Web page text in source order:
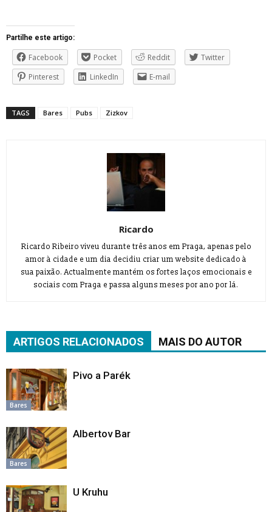
Partilhe este artigo:
Facebook Pocket Reddit
Twitter
Pinterest
LinkedIn E-mail
TAGS Bares Pubs Zizkov
Ricardo
Ricardo Ribeiro viveu durante três anos em Praga, apenas pelo
amor à cidade e um dia decidiu criar um website dedicado à
sua paixão. Actualmente mantém os fortes laços emocionais e
sociais com Praga e passa alguns meses por ano por lá.
ARTIGOS RELACIONADOS MAIS DO AUTOR
Bares
Pivo a Parék
Bares
Albertov Bar
U Kruhu